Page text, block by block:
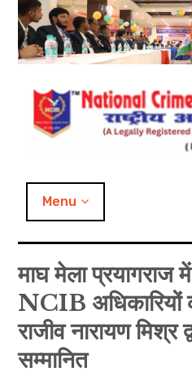
Skip
content
NCIB
Menu
Dedicated
Kumbh /
Duty with
माघ मेला प्रयागराज
NCIB
राजीव नारायण मिश्र
सम्मानित